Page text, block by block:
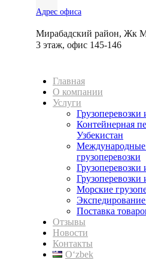
Адрес офиса
Мирабадский район, Жк
3 этаж, офис 145-146
Главная
О компании
Услуги
Грузоперевозки
Контейнерная
Узбекистан
грузоперевозки
Грузоперевозки
Грузоперевозки
Морские
Экспедирование
Поставка
Отзывы
Новости
Контакты
Oʻzbek